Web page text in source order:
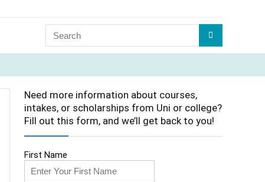
Need more information about courses,
intakes, or scholarships from Uni or college?
Fill out this form, and we’ll get back to you!
First Name